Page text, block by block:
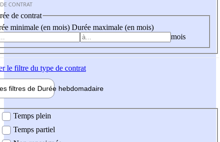
CONTRAT
de contrat
minimale (en mois) Durée maximale (en mois)
mois
le filtre du type de contrat
filtres de Durée hebdomadaire
Temps plein
Temps partiel